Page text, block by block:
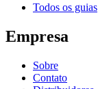
Todos os guias
Empresa
Sobre
Contato